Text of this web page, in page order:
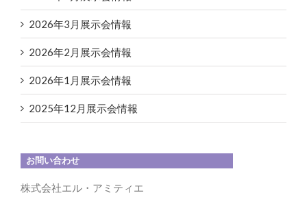
2026年3月展示会情報
2026年2月展示会情報
2026年1月展示会情報
2025年12月展示会情報
お問い合わせ
株式会社エル・アミティエ